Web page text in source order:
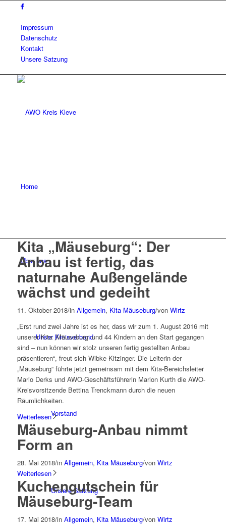
Impressum
Datenschutz
Kontakt
Unsere Satzung
Home
Über uns
Unser Kreisverband
Vorstand
Unsere Satzung
Kita „Mäuseburg“: Der
Anbau ist fertig, das
naturnahe Außengelände
wächst und gedeiht
11. Oktober 2018/in Allgemein, Kita Mäuseburg/von Wirtz
„Erst rund zwei Jahre ist es her, dass wir zum 1. August 2016 mit
unserer Kita ‚Mäuseburg‘ und 44 Kindern an den Start gegangen
sind – nun können wir stolz unseren fertig gestellten Anbau
präsentieren“, freut sich Wibke Kitzinger. Die Leiterin der
„Mäuseburg“ führte jetzt gemeinsam mit dem Kita-Bereichsleiter
Mario Derks und AWO-Geschäftsführerin Marion Kurth die AWO-
Kreisvorsitzende Bettina Trenckmann durch die neuen
Räumlichkeiten.
Weiterlesen
Mäuseburg-Anbau nimmt
Form an
28. Mai 2018/in Allgemein, Kita Mäuseburg/von Wirtz
Weiterlesen
Kuchengutschein für
Mäuseburg-Team
17. Mai 2018/in Allgemein, Kita Mäuseburg/von Wirtz